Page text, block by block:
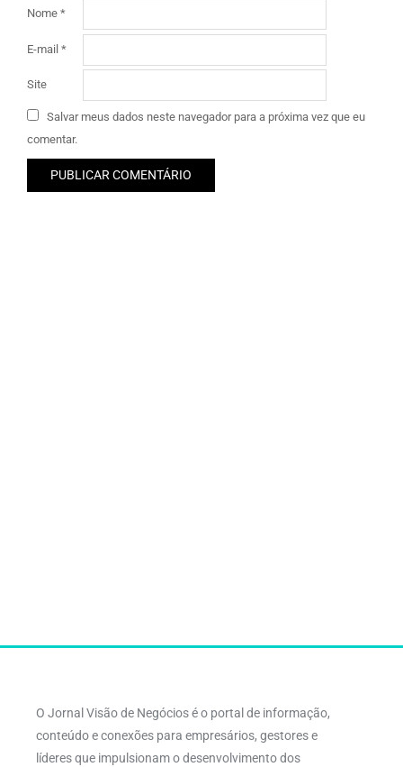
Nome *
E-mail *
Site
Salvar meus dados neste navegador para a próxima vez que eu
comentar.
O Jornal Visão de Negócios é o portal de informação,
conteúdo e conexões para empresários, gestores e
líderes que impulsionam o desenvolvimento dos